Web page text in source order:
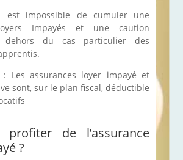
impossible de cumuler une
Impayés et une caution
dehors du cas particulier des
Les assurances loyer impayé et
sont, sur le plan fiscal, déductible
de l’assurance
?